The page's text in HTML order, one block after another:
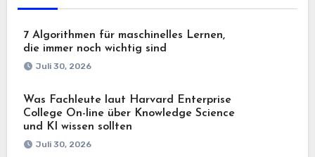
7 Algorithmen für maschinelles Lernen,
die immer noch wichtig sind
Juli 30, 2026
Was Fachleute laut Harvard Enterprise
College On-line über Knowledge Science
und KI wissen sollten
Juli 30, 2026